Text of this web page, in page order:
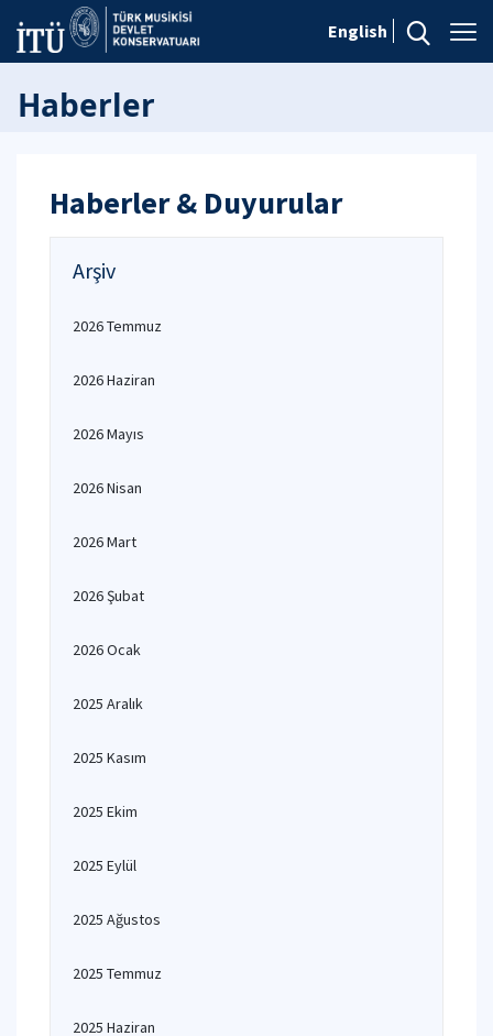
English
Haberler
Haberler & Duyurular
Arşiv
2026 Temmuz
2026 Haziran
2026 Mayıs
2026 Nisan
2026 Mart
2026 Şubat
2026 Ocak
2025 Aralık
2025 Kasım
2025 Ekim
2025 Eylül
2025 Ağustos
2025 Temmuz
2025 Haziran